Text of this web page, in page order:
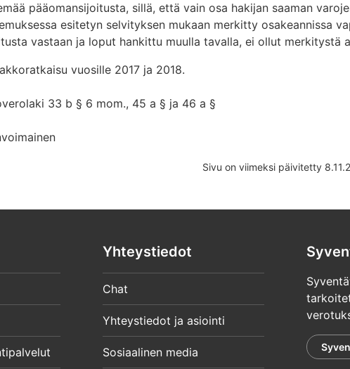
pääomansijoitusta, sillä, että vain osa hakijan saaman
esitetyn selvityksen mukaan merkitty osakeannissa
vastaan ja loput hankittu muulla tavalla, ei ollut merkitystä
vuosille 2017 ja 2018.
33 b § 6 mom., 45 a § ja 46 a §
Sivu on viimeksi päivitetty
Yhteystiedot
Chat
Yhteystiedot ja asiointi
Sosiaalinen media